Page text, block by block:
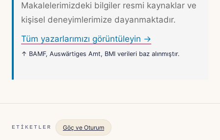
Makalelerimizdeki bilgiler resmi kaynaklar ve
kişisel deneyimlerimize dayanmaktadır.
Tüm yazarlarımızı görüntüleyin →
↑ BAMF, Auswärtiges Amt, BMI verileri baz alınmıştır.
ETIKETLER Göç ve Oturum